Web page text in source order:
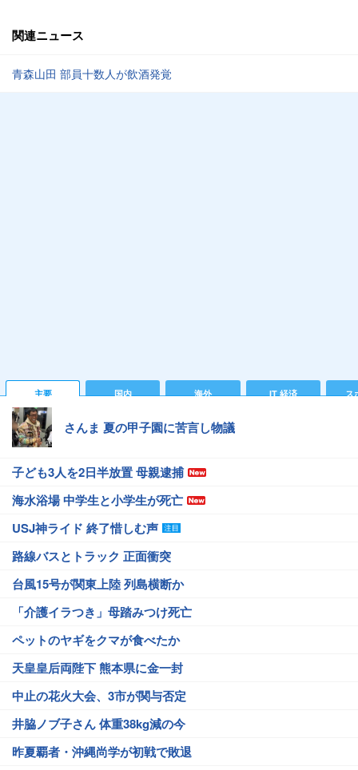
関連ニュース
青森山田 部員十数人が飲酒発覚
主要 国内 海外 IT 経済 ス
さんま 夏の甲子園に苦言し物議
子ども3人を2日半放置 母親逮捕
海水浴場 中学生と小学生が死亡
USJ神ライド 終了惜しむ声
路線バスとトラック 正面衝突
台風15号が関東上陸 列島横断か
「介護イラつき」母踏みつけ死亡
ペットのヤギをクマが食べたか
天皇皇后両陛下 熊本県に金一封
中止の花火大会、3市が関与否定
井脇ノブ子さん 体重38kg減の今
昨夏覇者・沖縄尚学が初戦で敗退